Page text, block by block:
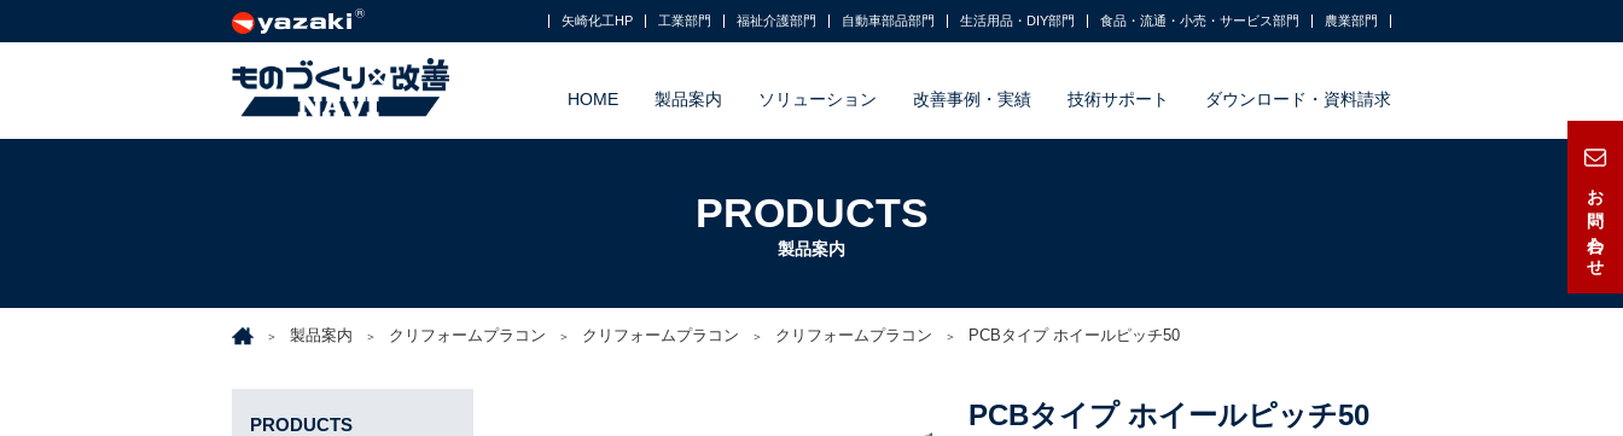
矢崎化工HP 工業部門 福祉介護部門 自動車部品部門 生活用品・DIY部門 食品・流通・小売・サービス部門 農業部門
HOME 製品案内 ソリューション 改善事例・実績 技術サポート ダウンロード・資料請求
お問い合わせ
PRODUCTS
製品案内
製品案内 クリフォームプラコン クリフォームプラコン クリフォームプラコン PCBタイプ ホイールピッチ50
PCBタイプ ホイールピッチ50
PRODUCTS